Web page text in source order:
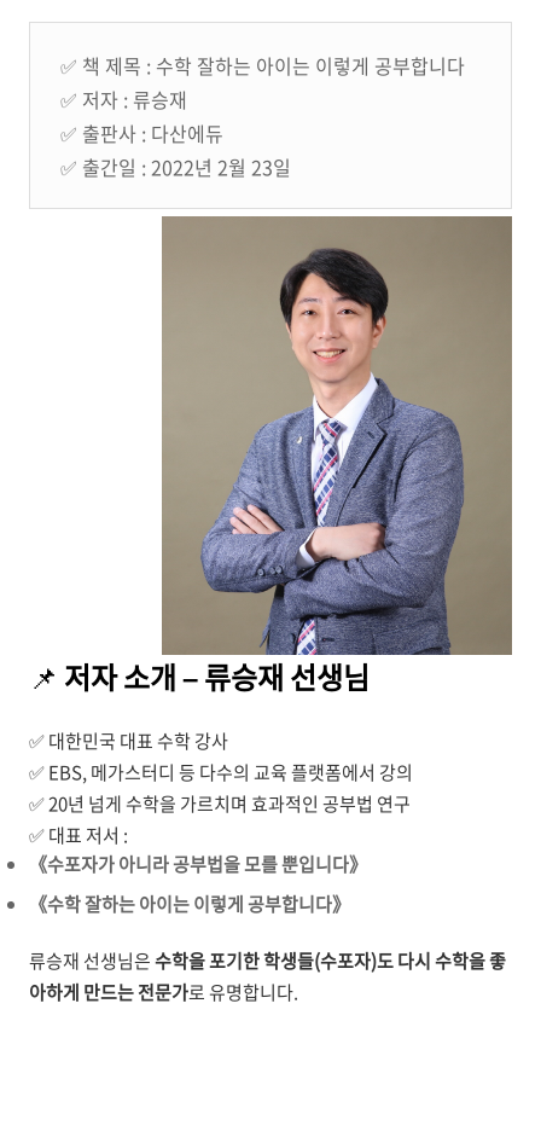
✅ 책 제목 : 수학 잘하는 아이는 이렇게 공부합니다
✅ 저자 : 류승재
✅ 출판사 : 다산에듀
✅ 출간일 : 2022년 2월 23일
📌 저자 소개 – 류승재 선생님
✅ 대한민국 대표 수학 강사
✅ EBS, 메가스터디 등 다수의 교육 플랫폼에서 강의
✅ 20년 넘게 수학을 가르치며 효과적인 공부법 연구
✅ 대표 저서 :
《수포자가 아니라 공부법을 모를 뿐입니다》
《수학 잘하는 아이는 이렇게 공부합니다》
류승재 선생님은수학을 포기한 학생들(수포자)도 다시 수학을 좋
아하게 만드는 전문가로 유명합니다.